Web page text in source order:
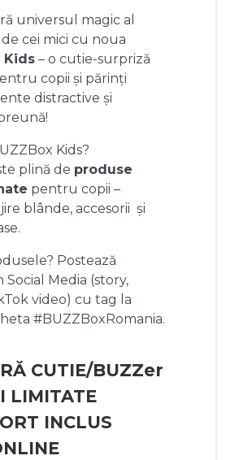
universul magic al
cei mici cu noua
Kids – o cutie-surpriză
copii și părinți
distractive și
Kids?
plină de produse
pentru copii –
blânde, accesorii și
Postează
Media (story,
video) cu tag la
#BUZZBoxRomania.
CUTIE/BUZZer
LIMITATE
INCLUS